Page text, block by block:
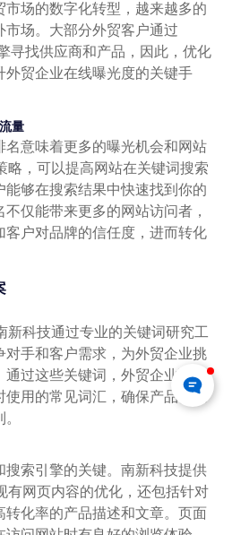
市场的数字化转型，越来越多的
场。大部分外贸客户通过
寻找供应商和产品，因此，优化
外贸企业在线曝光度的关键手
量
名意味着更多的曝光机会和网站
略，可以提高网站在关键词搜索
能够在搜索结果中快速找到你的
仅能带来更多的网站访问者，
客户对品牌的信任度，进而转化
新科技通过专业的关键词研究工
对手和客户需求，为外贸企业挑
过这些关键词，外贸企业可以
用的常见词汇，确保产品信息
搜索引擎的关键。南新科技提供
有网页内容的优化，还包括针对
化率的产品描述和文章。页面